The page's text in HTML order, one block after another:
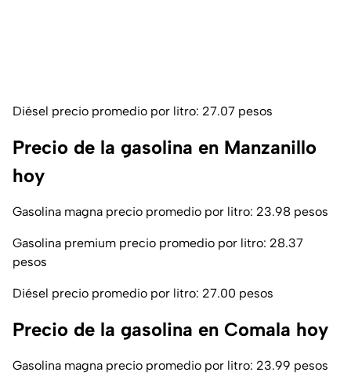
Diésel precio promedio por litro: 27.07 pesos
Precio de la gasolina en Manzanillo
hoy
Gasolina magna precio promedio por litro: 23.98 pesos
Gasolina premium precio promedio por litro: 28.37
pesos
Diésel precio promedio por litro: 27.00 pesos
Precio de la gasolina en Comala hoy
Gasolina magna precio promedio por litro: 23.99 pesos